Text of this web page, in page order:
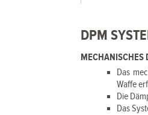
DPM
Das
Waffe
Die
Das